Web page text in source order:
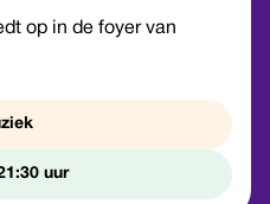
op in de foyer van